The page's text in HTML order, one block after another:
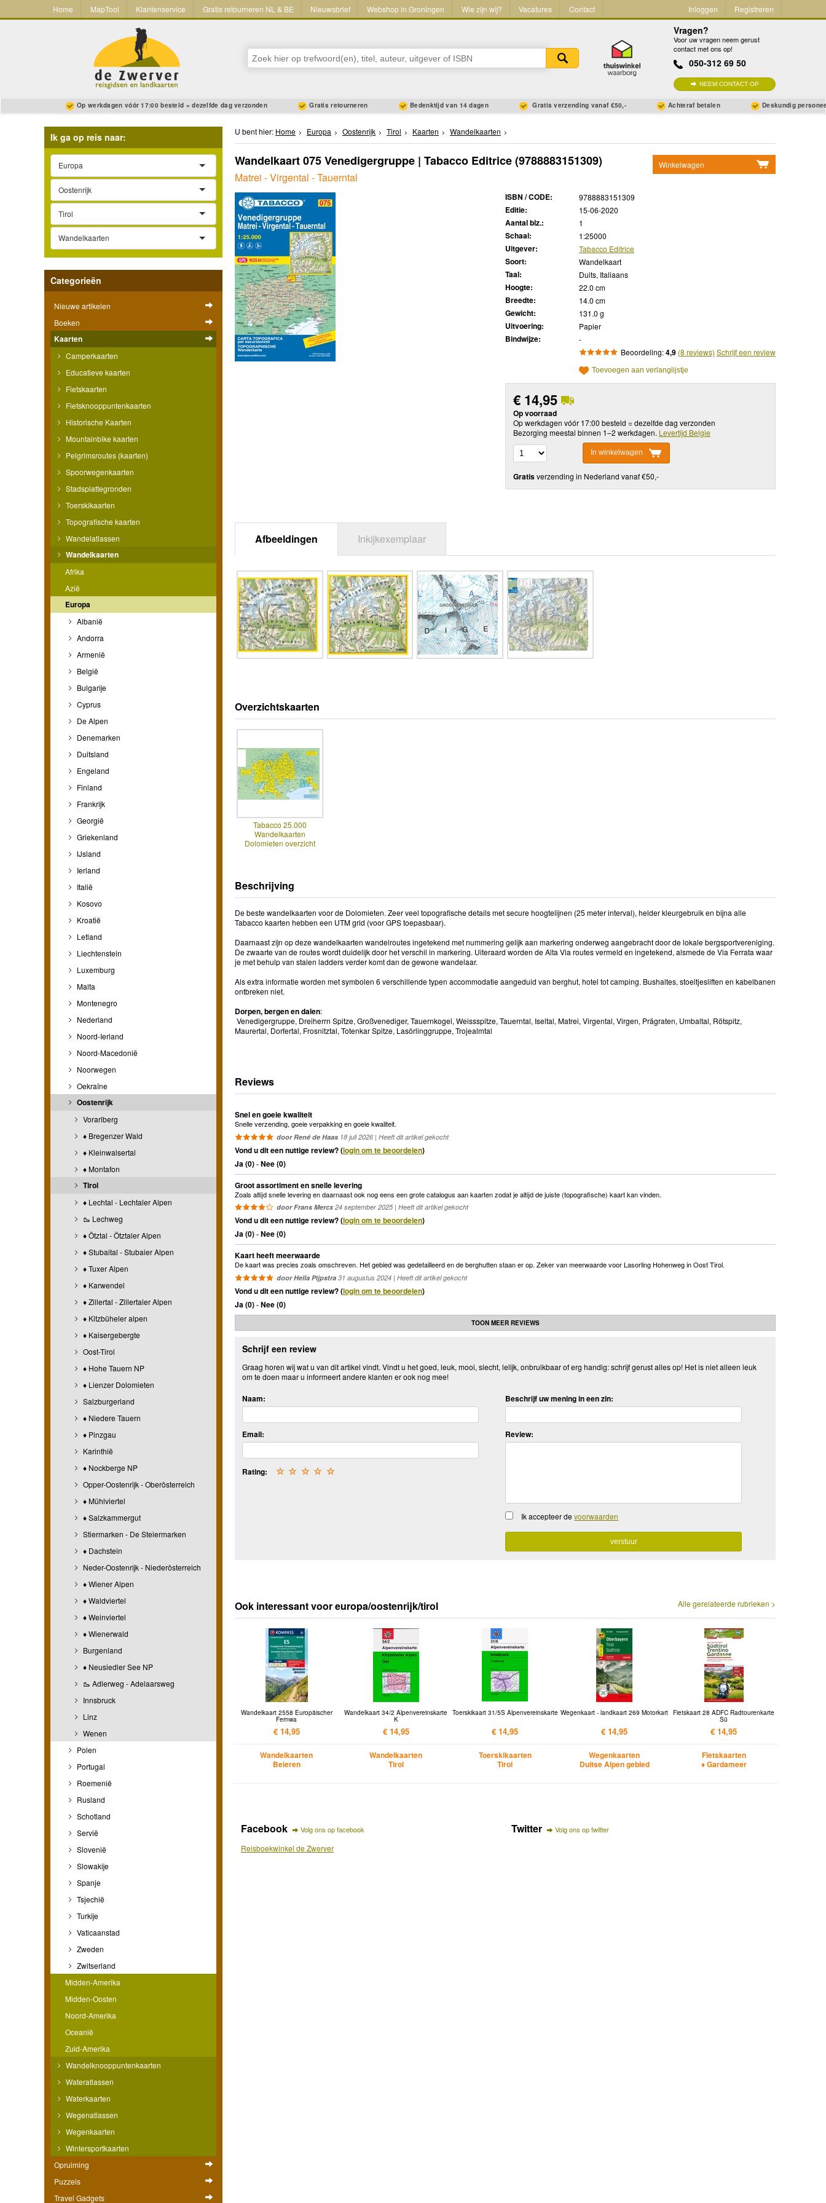
Home MapTool Klantenservice Gratis retourneren NL & BE Nieuwsbrief Webshop in Groningen Wie zijn wij? Vacatures Contact Inloggen Registreren
Vragen?
Voor uw vragen neem gerust
contact met ons op!
050-312 69 50
NEEM CONTACT OP
Op werkdagen vóór 17:00 besteld = dezelfde dag verzonden Gratis retourneren Bedenktijd van 14 dagen Gratis verzending vanaf €50,- Achteraf betalen Deskundig
Ik ga op reis naar:
Europa
Oostenrijk
Tirol
Wandelkaarten
Categorieën
Nieuwe artikelen
Boeken
Kaarten
Camperkaarten
Educatieve kaarten
Fietskaarten
Fietsknooppuntenkaarten
Historische Kaarten
Mountainbike kaarten
Pelgrimsroutes (kaarten)
Spoorwegenkaarten
Stadsplattegronden
Toerskikaarten
Topografische kaarten
Wandelatlassen
Wandelkaarten
Afrika
Azië
Europa
Albanië
Andorra
Armenië
België
Bulgarije
Cyprus
De Alpen
Denemarken
Duitsland
Engeland
Finland
Frankrijk
Georgië
Griekenland
IJsland
Ierland
Italië
Kosovo
Kroatië
Letland
Liechtenstein
Luxemburg
Malta
Montenegro
Nederland
Noord-Ierland
Noord-Macedonië
Noorwegen
Oekraïne
Oostenrijk
Vorarlberg
♦ Bregenzer Wald
♦ Kleinwalsertal
♦ Montafon
Tirol
♦ Lechtal - Lechtaler Alpen
🥾 Lechweg
♦ Ötztal - Ötztaler Alpen
♦ Stubaital - Stubaier Alpen
♦ Tuxer Alpen
♦ Karwendel
♦ Zillertal - Zillertaler Alpen
♦ Kitzbüheler alpen
♦ Kaisergebergte
Oost-Tirol
♦ Hohe Tauern NP
♦ Lienzer Dolomieten
Salzburgerland
♦ Niedere Tauern
♦ Pinzgau
Karinthië
♦ Nockberge NP
Opper-Oostenrijk - Oberösterreich
♦ Mühlviertel
♦ Salzkammergut
Stiermarken - De Steiermarken
♦ Dachstein
Neder-Oostenrijk - Niederösterreich
♦ Wiener Alpen
♦ Waldviertel
♦ Weinviertel
♦ Wienerwald
Burgenland
♦ Neusiedler See NP
🥾 Adlerweg - Adelaarsweg
Innsbruck
Linz
Wenen
Polen
Portugal
Roemenië
Rusland
Schotland
Servië
Slovenië
Slowakije
Spanje
Tsjechië
Turkije
Vaticaanstad
Zweden
Zwitserland
Midden-Amerika
Midden-Oosten
Noord-Amerika
Oceanië
Zuid-Amerika
Wandelknooppuntenkaarten
Wateratlassen
Waterkaarten
Wegenatlassen
Wegenkaarten
Wintersportkaarten
Opruiming
Puzzels
Travel Gadgets
U bent hier: Home Europa Oostenrijk Tirol Kaarten Wandelkaarten
Winkelwagen
Wandelkaart 075 Venedigergruppe | Tabacco Editrice(9788883151309)
Matrei - Virgental - Tauerntal
ISBN / CODE: 9788883151309
Editie: 15-06-2020
Aantal blz.: 1
Schaal: 1:25000
Uitgever: Tabacco Editrice
Soort: Wandelkaart
Taal: Duits, Italiaans
Hoogte: 22.0 cm
Breedte: 14.0 cm
Gewicht: 131.0 g
Uitvoering: Papier
Bindwijze:
-
Beoordeling:4,9 (8 reviews) Schrijf een review
Toevoegen aan verlanglijstje
€ 14,95
Op voorraad
Op werkdagen vóór 17:00 besteld = dezelfde dag verzonden
Bezorging meestal binnen 1–2 werkdagen. Levertijd Belgie
In winkelwagen
Gratisverzending in Nederland vanaf €50,-
Afbeeldingen Inkijkexemplaar
Overzichtskaarten
Tabacco 25.000
Wandelkaarten
Dolomieten overzicht
Beschrijving
De beste wandelkaarten voor de Dolomieten. Zeer veel topografische details met secure hoogtelijnen (25 meter interval), helder kleurgebruik en bijna alle
Tabacco kaarten hebben een UTM grid (voor GPS toepasbaar).
Daarnaast zijn op deze wandelkaarten wandelroutes ingetekend met nummering gelijk aan markering onderweg aangebracht door de lokale bergsportvereniging.
De zwaarte van de routes wordt duidelijk door het verschil in markering. Uiteraard worden de Alta Via routes vermeld en ingetekend, alsmede de Via Ferrata waar
je met behulp van stalen ladders verder komt dan de gewone wandelaar.
Als extra informatie worden met symbolen 6 verschillende typen accommodatie aangeduid van berghut, hotel tot camping. Bushaltes, stoeltjesliften en kabelbanen
ontbreken niet.
Dorpen, bergen en dalen:
Venedigergruppe, Dreiherrn Spitze, Großvenediger, Tauernkogel, Weissspitze, Tauerntal, Iseltal, Matrei, Virgental, Virgen, Prägraten, Umbaltal, Rötspitz,
Maurertal, Dorfertal, Frosnitztal, Totenkar Spitze, Lasörlinggruppe, Trojealmtal
Reviews
Snel en goeie kwaliteit
Snelle verzending, goeie verpakking en goeie kwaliteit.
door René de Haas 18 juli 2026 | Heeft dit artikel gekocht
Vond u dit een nuttige review? (login om te beoordelen)
Ja (0)-Nee (0)
Groot assortiment en snelle levering
Zoals altijd snelle levering en daarnaast ook nog eens een grote catalogus aan kaarten zodat je altijd de juiste (topografische) kaart kan vinden.
door Frans Mercx24 september 2025 | Heeft dit artikel gekocht
Vond u dit een nuttige review? (login om te beoordelen)
Ja (0)-Nee (0)
Kaart heeft meerwaarde
De kaart was precies zoals omschreven. Het gebied was gedetailleerd en de berghutten staan er op. Zeker van meerwaarde voor Lasorling Hohenweg in Oost Tirol.
door Hella Pijpstra 31 augustus 2024 | Heeft dit artikel gekocht
Vond u dit een nuttige review? (login om te beoordelen)
Ja (0)-Nee (0)
TOON MEER REVIEWS
Schrijf een review
Graag horen wij wat u van dit artikel vindt. Vindt u het goed, leuk, mooi, slecht, lelijk, onbruikbaar of erg handig: schrijf gerust alles op! Het is niet alleen leuk
om te doen maar u informeert andere klanten er ook nog mee!
Naam:
Email:
Rating: ☆
☆
☆
☆
☆
Beschrijf uw mening in een zin:
Review:
Ik accepteer devoorwaarden
Alle gerelateerde rubrieken >
Ook interessant voor europa/oostenrijk/tirol
Wandelkaart 2558 Europäischer
Fernwa
€ 14,95
Wandelkaarten
Beieren
Wandelkaart 34/2 Alpenvereinskarte
K
€ 14,95
Wandelkaarten
Tirol
Toerskikaart 31/5S Alpenvereinskarte
€ 14,95
Toerskikaarten
Tirol
Wegenkaart - landkaart 269 Motorkart
€ 14,95
Wegenkaarten
Duitse Alpen gebied
Fietskaart 28 ADFC Radtourenkarte
Sü
€ 14,95
Fietskaarten
♦ Gardameer
Facebook Volg ons op facebook
Reisboekwinkel de Zwerver
Twitter Volg ons op twitter